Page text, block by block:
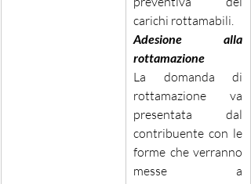
carichi rottamabili.
Adesione alla
rottamazione
La domanda di
rottamazione va
presentata dal
contribuente con le
forme che verranno
messe a